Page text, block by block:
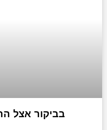
בביקור אצל